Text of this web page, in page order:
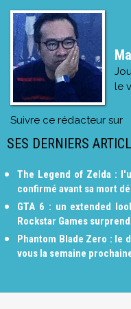
le
Suivre ce rédacteur sur
SES DERNIERS
The Legend of Zelda :
confirmé avant sa mort
GTA 6 : un extended
Rockstar Games
Phantom Blade Zero : le
vous la semaine